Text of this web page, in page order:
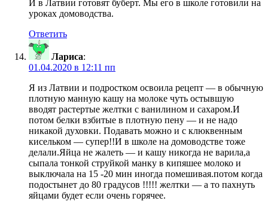
И в Латвии готовят буберт. Мы его в школе готовили на
уроках домоводства.
Ответить
Лариса:
01.04.2020 в 12:11 пп
Я из Латвии и подростком освоила рецепт — в обычную
плотную манную кашу на молоке чуть остывшую
вводят растертые желтки с ванилином и сахаром.И
потом белки взбитые в плотную пену — и не надо
никакой духовки. Подавать можно и с клюквенным
кисельком — супер!!И в школе на домоводстве тоже
делали.Яйца не жалеть — и кашу никогда не варила,а
сыпала тонкой струйкой манку в кипяшее молоко и
выключала на 15 -20 мин иногда помешивая.потом когда
подостынет до 80 градусов !!!!! желтки — а то пахнуть
яйцами будет если очень горячее.